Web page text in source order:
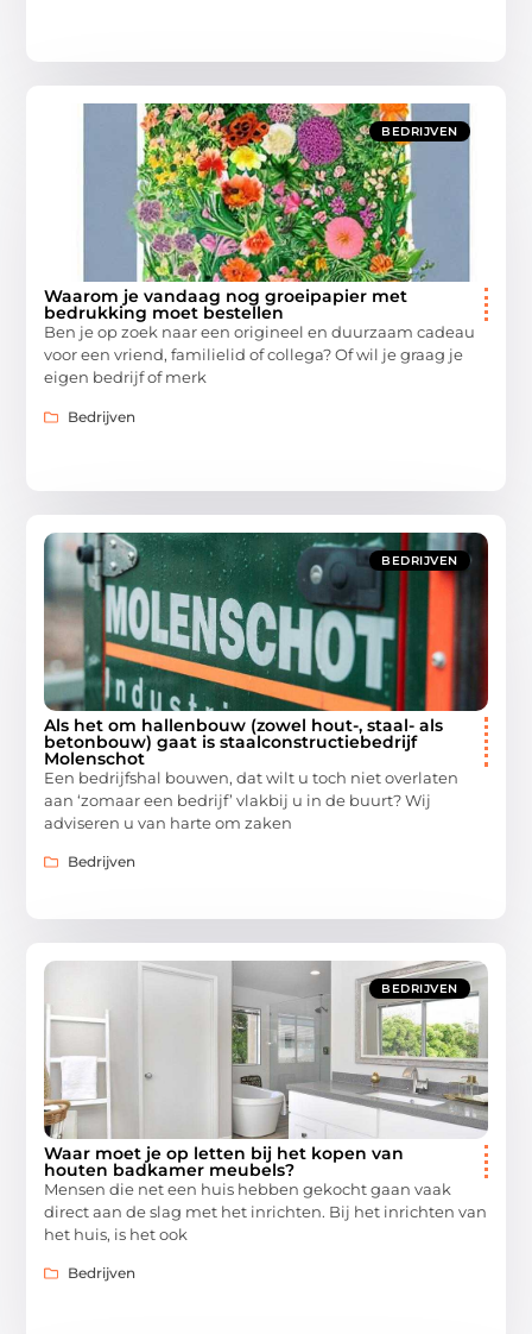
BEDRIJVEN
Waarom je vandaag nog groeipapier met
bedrukking moet bestellen
Ben je op zoek naar een origineel en duurzaam cadeau
voor een vriend, familielid of collega? Of wil je graag je
eigen bedrijf of merk
Bedrijven
BEDRIJVEN
Als het om hallenbouw (zowel hout-, staal- als
betonbouw) gaat is staalconstructiebedrijf
Molenschot
Een bedrijfshal bouwen, dat wilt u toch niet overlaten
aan ‘zomaar een bedrijf’ vlakbij u in de buurt? Wij
adviseren u van harte om zaken
Bedrijven
BEDRIJVEN
Waar moet je op letten bij het kopen van
houten badkamer meubels?
Mensen die net een huis hebben gekocht gaan vaak
direct aan de slag met het inrichten. Bij het inrichten van
het huis, is het ook
Bedrijven